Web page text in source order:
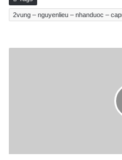
2vung – nguyenlieu – nhanduoc –